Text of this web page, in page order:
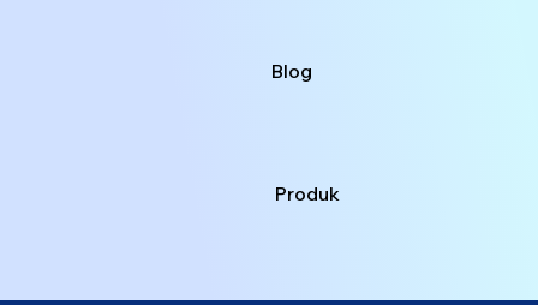
Blog
Produk